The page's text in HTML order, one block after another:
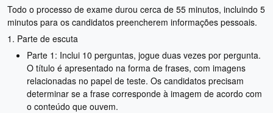
Todo o processo de exame durou cerca de 55 minutos, incluindo 5
minutos para os candidatos preencherem informações pessoais.
1. Parte de escuta
Parte 1: Inclui 10 perguntas, jogue duas vezes por pergunta.
O título é apresentado na forma de frases, com imagens
relacionadas no papel de teste. Os candidatos precisam
determinar se a frase corresponde à imagem de acordo com
o conteúdo que ouvem.